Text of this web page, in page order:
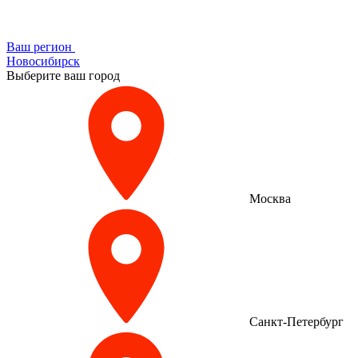
Ваш регион
Новосибирск
Выберите ваш город
Москва
Санкт-Петербург